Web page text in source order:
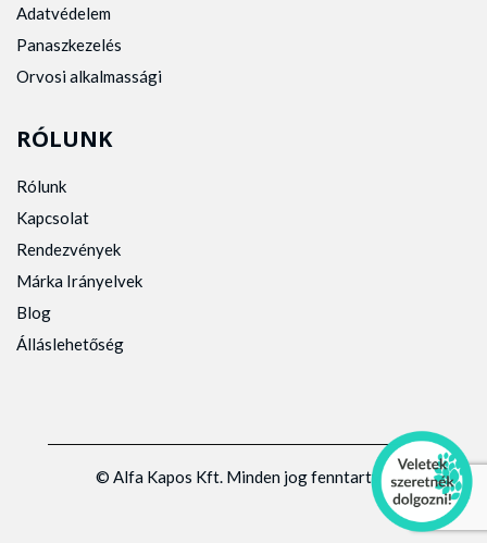
Adatvédelem
Panaszkezelés
Orvosi alkalmassági
RÓLUNK
Rólunk
Kapcsolat
Rendezvények
Márka Irányelvek
Blog
Álláslehetőség
© Alfa Kapos Kft. Minden jog fenntartva.